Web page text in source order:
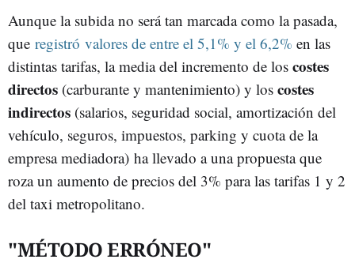
Aunque la subida no será tan marcada como la pasada,
que registró valores de entre el 5,1% y el 6,2% en las
distintas tarifas, la media del incremento de los costes
directos (carburante y mantenimiento) y los costes
indirectos (salarios, seguridad social, amortización del
vehículo, seguros, impuestos, parking y cuota de la
empresa mediadora) ha llevado a una propuesta que
roza un aumento de precios del 3% para las tarifas 1 y 2
del taxi metropolitano.
"MÉTODO ERRÓNEO"